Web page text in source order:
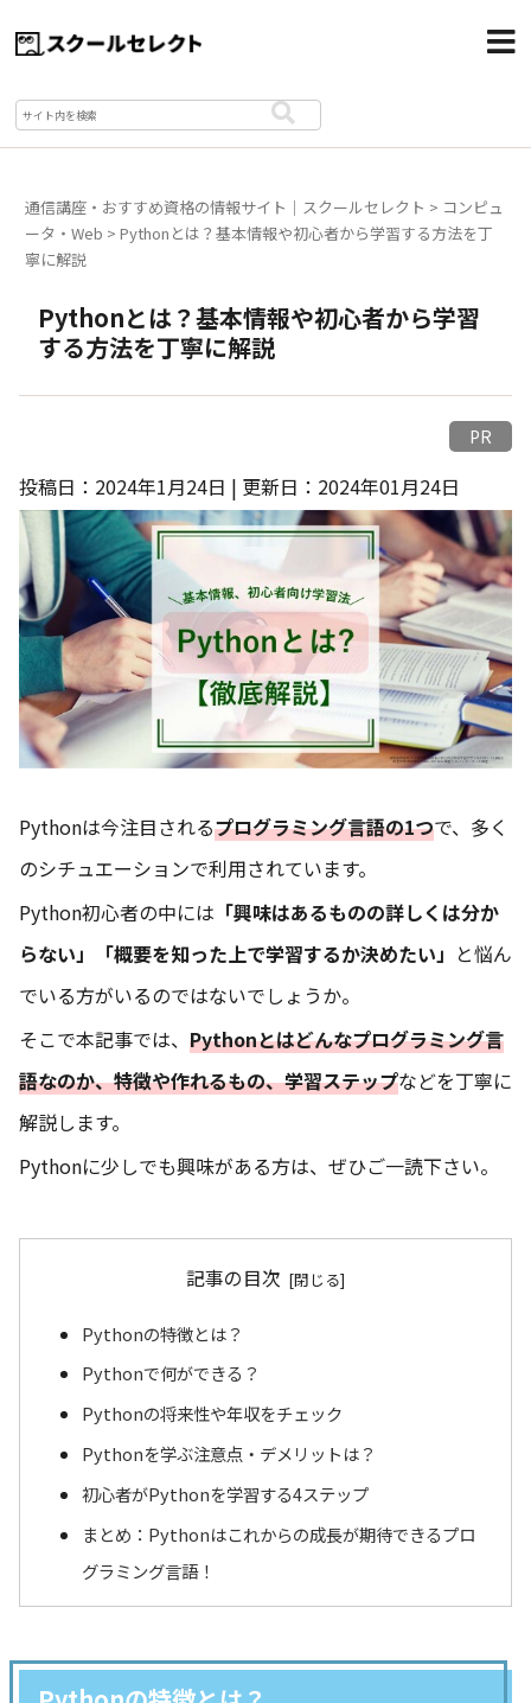
通信講座・おすすめ資格の情報サイト｜スクールセレクト > コンピュ
ータ・Web >Pythonとは？基本情報や初心者から学習する方法を丁
寧に解説
Pythonとは？基本情報や初心者から学習
する方法を丁寧に解説
PR
投稿日：2024年1月24日 | 更新日：2024年01月24日
Pythonは今注目されるプログラミング言語の1つで、多く
のシチュエーションで利用されています。
Python初心者の中には 「興味はあるものの詳しくは分か
らない」「概要を知った上で学習するか決めたい」 と悩ん
でいる方がいるのではないでしょうか。
そこで本記事では、 Pythonとはどんなプログラミング言
語なのか、特徴や作れるもの、学習ステップなどを丁寧に
解説します。
Pythonに少しでも興味がある方は、ぜひご一読下さい。
記事の目次
Pythonの特徴とは？
Pythonで何ができる？
Pythonの将来性や年収をチェック
Pythonを学ぶ注意点・デメリットは？
初心者がPythonを学習する4ステップ
まとめ：Pythonはこれからの成長が期待できるプロ
グラミング言語！